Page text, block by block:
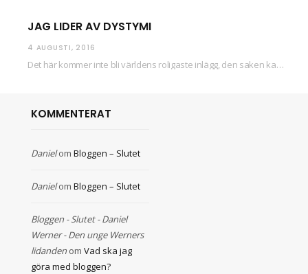
JAG LIDER AV DYSTYMI
4 AUGUSTI, 2016
Det här kommer inte bli världens roligaste inlägg, den saken kan ni räkna med. Det…
KOMMENTERAT
Danielom Bloggen – Slutet
Danielom Bloggen – Slutet
Bloggen - Slutet - Daniel
Werner - Den unge Werners
lidanden om Vad ska jag
göra med bloggen?